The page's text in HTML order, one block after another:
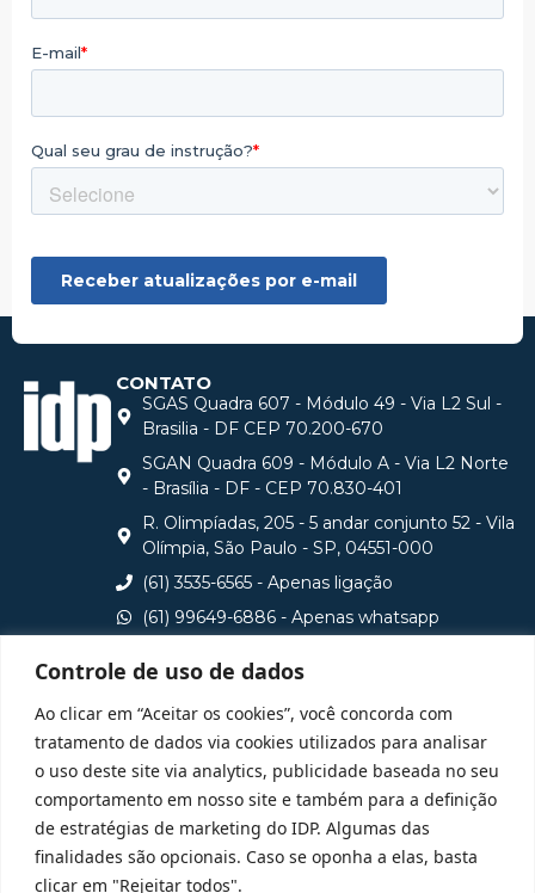
Controle de uso de dados
Ao clicar em “Aceitar os cookies”, você concorda com
tratamento de dados via cookies utilizados para analisar
o uso deste site via analytics, publicidade baseada no seu
comportamento em nosso site e também para a definição
de estratégias de marketing do IDP. Algumas das
finalidades são opcionais. Caso se oponha a elas, basta
clicar em "Rejeitar todos".
CONTATO
SGAS Quadra 607 - Módulo 49 - Via L2 Sul -
Brasilia - DF CEP 70.200-670
SGAN Quadra 609 - Módulo A - Via L2 Norte
- Brasília - DF - CEP 70.830-401
R. Olimpíadas, 205 - 5 andar conjunto 52 - Vila
Olímpia, São Paulo - SP, 04551-000
(61) 3535-6565 - Apenas ligação
(61) 99649-6886 - Apenas whatsapp
Consulte aqui o cadastro da Instituição no Sistema e-
MEC